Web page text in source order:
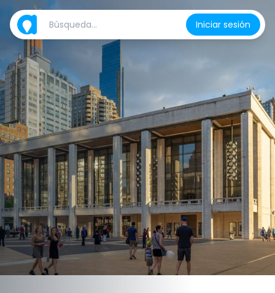
Iniciar sesión